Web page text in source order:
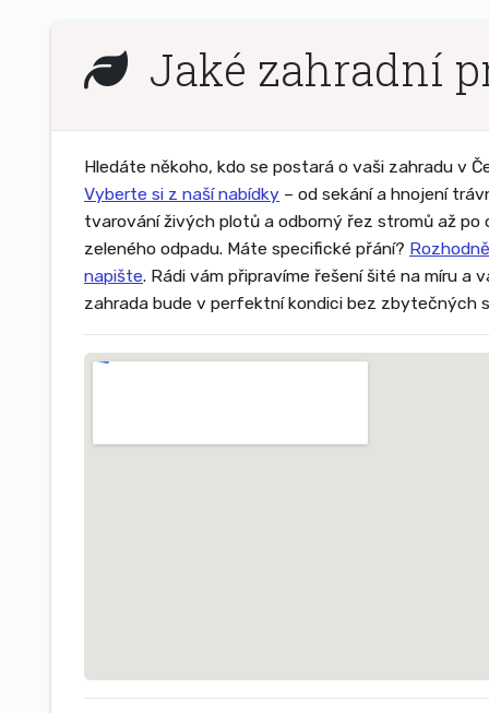
Jaké zahradní
Hledáte někoho, kdo se postará o vaši zahradu v
Vyberte si z naší nabídky – od sekání a hnojení
tvarování živých plotů a odborný řez stromů až po
zeleného odpadu. Máte specifické přání?
napište. Rádi vám připravíme řešení šité na míru a
zahrada bude v perfektní kondici bez zbytečných